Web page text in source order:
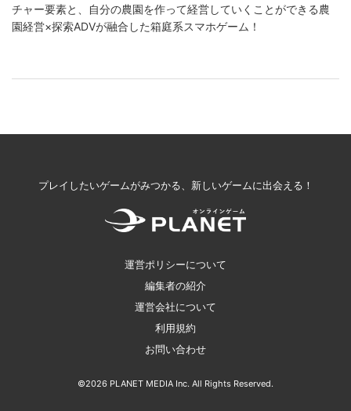
チャー要素と、自分の農園を作って経営していくことができる農
園経営×探索ADVが融合した箱庭系スマホゲーム！
プレイしたいゲームがみつかる、新しいゲームに出会える！
運営ポリシーについて
編集者の紹介
運営会社について
利用規約
お問い合わせ
©2026 PLANET MEDIA Inc. All Rights Reserved.